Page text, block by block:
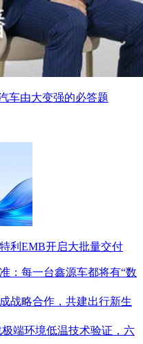
车由大变强的必答题
利EMB开启大批量交付
：每一台鑫源车都将有“数
战略合作，共建出行新生
端环境低温技术验证，六